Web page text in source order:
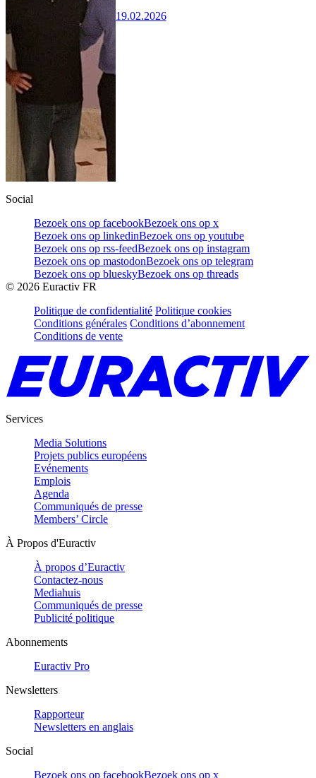
19.02.2026
Social
Bezoek ons op facebookBezoek ons op x
Bezoek ons op linkedinBezoek ons op youtube
Bezoek ons op rss-feedBezoek ons op instagram
Bezoek ons op mastodonBezoek ons op telegram
Bezoek ons op blueskyBezoek ons op threads
© 2026 Euractiv FR
Politique de confidentialité Politique cookies
Conditions générales Conditions d’abonnement
Conditions de vente
Services
Media Solutions
Projets publics européens
Evénements
Emplois
Agenda
Communiqués de presse
Members’ Circle
À Propos d'Euractiv
À propos d’Euractiv
Contactez-nous
Mediahuis
Communiqués de presse
Publicité politique
Abonnements
Euractiv Pro
Newsletters
Rapporteur
Newsletters en anglais
Social
Bezoek ons op facebookBezoek ons op x